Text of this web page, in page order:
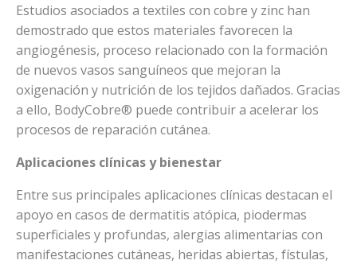
Estudios asociados a textiles con cobre y zinc han
demostrado que estos materiales favorecen la
angiogénesis, proceso relacionado con la formación
de nuevos vasos sanguíneos que mejoran la
oxigenación y nutrición de los tejidos dañados. Gracias
a ello, BodyCobre® puede contribuir a acelerar los
procesos de reparación cutánea.
Aplicaciones clínicas y bienestar
Entre sus principales aplicaciones clínicas destacan el
apoyo en casos de dermatitis atópica, piodermas
superficiales y profundas, alergias alimentarias con
manifestaciones cutáneas, heridas abiertas, fístulas,